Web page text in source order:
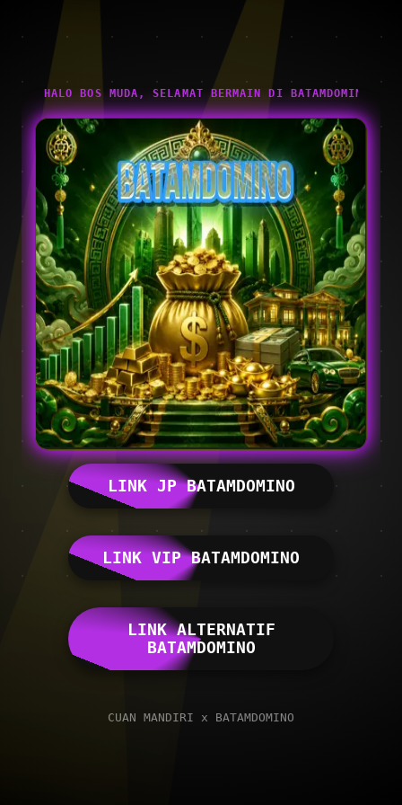
HALO BOS MUDA, SELAMAT BERMAIN DI BATAMDOMINO
LINK JP BATAMDOMINO
LINK VIP BATAMDOMINO
LINK ALTERNATIF
BATAMDOMINO
CUAN MANDIRI x BATAMDOMINO